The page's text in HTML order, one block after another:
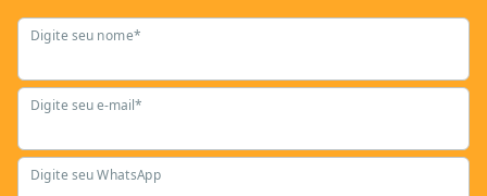
Digite seu nome*
Digite seu e-mail*
Digite seu WhatsApp